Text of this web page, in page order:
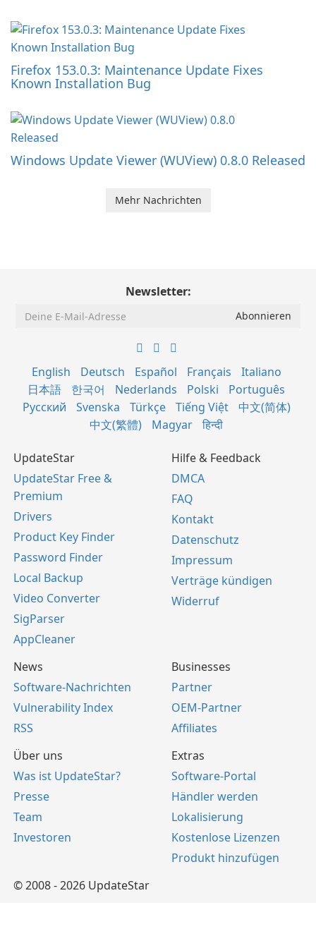
Firefox 153.0.3: Maintenance Update Fixes
Known Installation Bug
Windows Update Viewer (WUView) 0.8.0 Released
Mehr Nachrichten
Newsletter:
English Deutsch Español Français
Italiano
日本語
한국어 Nederlands Polski
Português
Русский
Svenska Türkçe Tiếng Việt
中文(简体)
中文(繁體)
Magyar हिन्दी
UpdateStar
UpdateStar Free &
Premium
Drivers
Product Key Finder
Password Finder
Local Backup
Video Converter
SigParser
AppCleaner
Hilfe & Feedback
DMCA
FAQ
Kontakt
Datenschutz
Impressum
Verträge kündigen
Widerruf
News
Software-Nachrichten
Vulnerability Index
RSS
Businesses
Partner
OEM-Partner
Affiliates
Über uns
Was ist UpdateStar?
Presse
Team
Investoren
Extras
Software-Portal
Händler werden
Lokalisierung
Kostenlose Lizenzen
Produkt hinzufügen
© 2008 - 2026 UpdateStar